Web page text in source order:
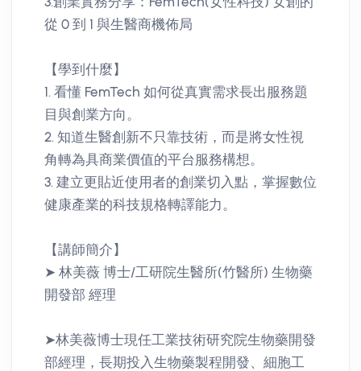
從 0 到 1 與生醫商機佈局
【學到什麼】
1. 看懂 FemTech 如何從真實需求長出服務題
目與創業方向。
2. 知道生醫創新不只靠技術，而是將女性視
角轉為具商業價值的平台服務構想。
3. 建立更貼近使用者的創業切入點，掌握數位
健康產業的科技規格轉譯能力。
【講師簡介】
➤ 林美薇 博士/工研院生醫所(竹醫所) 生物藥
開發部 經理
➤林美薇博士現任工業技術研究院生物藥開發
部經理，長期投入生物藥製程開發、細胞工